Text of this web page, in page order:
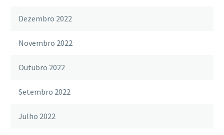
Dezembro 2022
Novembro 2022
Outubro 2022
Setembro 2022
Julho 2022